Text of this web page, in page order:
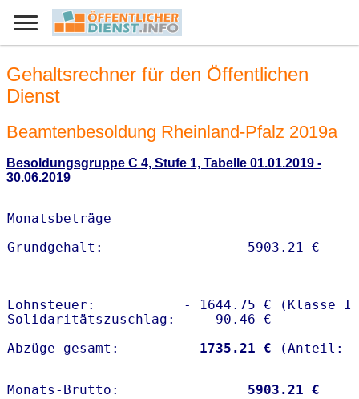
Gehaltsrechner für den Öffentlichen
Dienst
Beamtenbesoldung Rheinland-Pfalz 2019a
Besoldungsgruppe C 4, Stufe 1, Tabelle 01.01.2019 -
30.06.2019
Monatsbeträge
Lohnsteuer:           - 1644.75 € (Klasse I)
Solidaritätszuschlag: -   90.46 €
Abzüge gesamt:        -
1735.21 €
Monats-Brutto: 5903.21 €